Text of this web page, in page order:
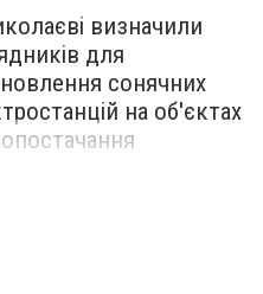
визначили
для
сонячних
на об'єктах